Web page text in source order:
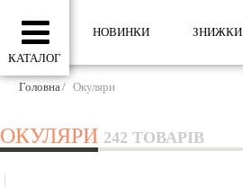
КАТАЛОГ
НОВИНКИ ЗНИЖКИ
Головна Окуляри
ОКУЛЯРИ 242 ТОВАРІВ